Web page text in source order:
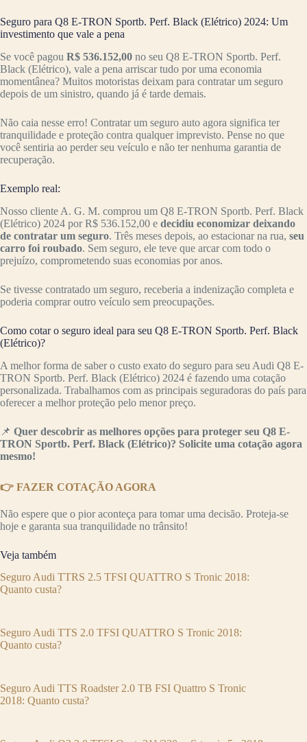
Seguro para Q8 E-TRON Sportb. Perf. Black (Elétrico) 2024: Um
investimento que vale a pena
Se você pagou R$ 536.152,00 no seu Q8 E-TRON Sportb. Perf.
Black (Elétrico), vale a pena arriscar tudo por uma economia
momentânea? Muitos motoristas deixam para contratar um seguro
depois de um sinistro, quando já é tarde demais.
Não caia nesse erro! Contratar um seguro auto agora significa ter
tranquilidade e proteção contra qualquer imprevisto. Pense no que
você sentiria ao perder seu veículo e não ter nenhuma garantia de
recuperação.
Exemplo real:
Nosso cliente A. G. M. comprou um Q8 E-TRON Sportb. Perf. Black
(Elétrico) 2024 por R$ 536.152,00 e decidiu economizar deixando
de contratar um seguro. Três meses depois, ao estacionar na rua, seu
carro foi roubado. Sem seguro, ele teve que arcar com todo o
prejuízo, comprometendo suas economias por anos.
Se tivesse contratado um seguro, receberia a indenização completa e
poderia comprar outro veículo sem preocupações.
Como cotar o seguro ideal para seu Q8 E-TRON Sportb. Perf. Black
(Elétrico)?
A melhor forma de saber o custo exato do seguro para seu Audi Q8 E-
TRON Sportb. Perf. Black (Elétrico) 2024 é fazendo uma cotação
personalizada. Trabalhamos com as principais seguradoras do país para
oferecer a melhor proteção pelo menor preço.
📌 Quer descobrir as melhores opções para proteger seu Q8 E-
TRON Sportb. Perf. Black (Elétrico)? Solicite uma cotação agora
mesmo!
👉 FAZER COTAÇÃO AGORA
Não espere que o pior aconteça para tomar uma decisão. Proteja-se
hoje e garanta sua tranquilidade no trânsito!
Veja também
Seguro Audi TTRS 2.5 TFSI QUATTRO S Tronic 2018:
Quanto custa?
Seguro Audi TTS 2.0 TFSI QUATTRO S Tronic 2018:
Quanto custa?
Seguro Audi TTS Roadster 2.0 TB FSI Quattro S Tronic
2018: Quanto custa?